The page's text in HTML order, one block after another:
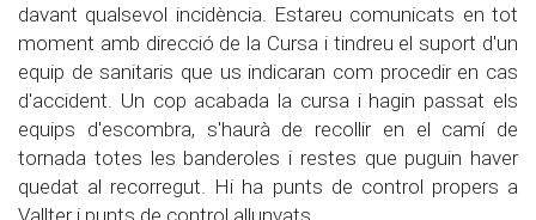
davant qualsevol incidència. Estareu comunicats en tot
moment amb direcció de la Cursa i tindreu el suport d'un
equip de sanitaris que us indicaran com procedir en cas
d'accident. Un cop acabada la cursa i hagin passat els
equips d'escombra, s'haurà de recollir en el camí de
tornada totes les banderoles i restes que puguin haver
quedat al recorregut. Hi ha punts de control propers a